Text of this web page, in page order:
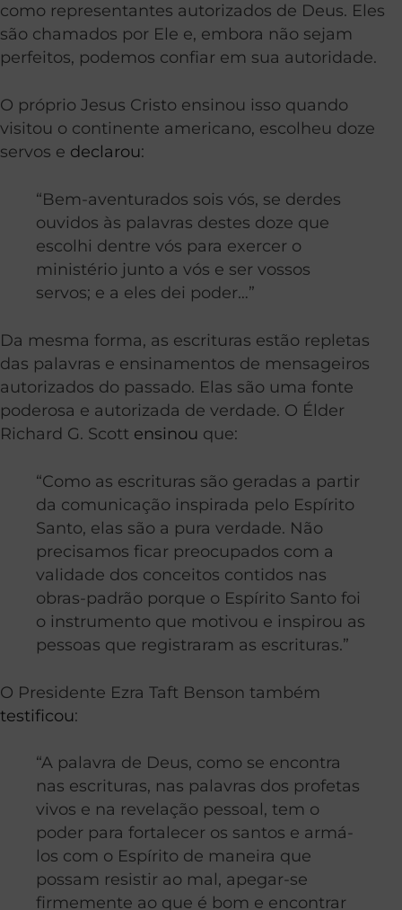
como representantes autorizados de Deus. Eles
são chamados por Ele e, embora não sejam
perfeitos, podemos confiar em sua autoridade.
O próprio Jesus Cristo ensinou isso quando
visitou o continente americano, escolheu doze
servos e declarou:
“Bem-aventurados sois vós, se derdes
ouvidos às palavras destes doze que
escolhi dentre vós para exercer o
ministério junto a vós e ser vossos
servos; e a eles dei poder…”
Da mesma forma, as escrituras estão repletas
das palavras e ensinamentos de mensageiros
autorizados do passado. Elas são uma fonte
poderosa e autorizada de verdade. O Élder
Richard G. Scott ensinou que:
“Como as escrituras são geradas a partir
da comunicação inspirada pelo Espírito
Santo, elas são a pura verdade. Não
precisamos ficar preocupados com a
validade dos conceitos contidos nas
obras-padrão porque o Espírito Santo foi
o instrumento que motivou e inspirou as
pessoas que registraram as escrituras.”
O Presidente Ezra Taft Benson também
testificou:
“A palavra de Deus, como se encontra
nas escrituras, nas palavras dos profetas
vivos e na revelação pessoal, tem o
poder para fortalecer os santos e armá-
los com o Espírito de maneira que
possam resistir ao mal, apegar-se
firmemente ao que é bom e encontrar